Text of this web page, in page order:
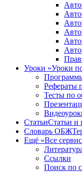
Уроки »Уроки
Рефераты
Тесты по
СтатьиСтатьи и
Словарь ОБЖ
Ещё »Все
Ссылки
Поиск по